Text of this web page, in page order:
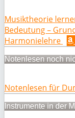
Musiktheorie
Bedeutung –
Harmonielehre
Notenlesen noch
Notenlesen für
Instrumente in der